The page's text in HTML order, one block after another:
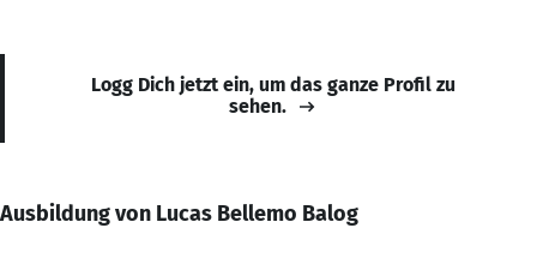
Logg Dich jetzt ein, um das ganze Profil zu
sehen.
Ausbildung von Lucas Bellemo Balog